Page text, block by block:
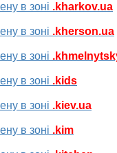
в зоні .kharkov.ua
в зоні .kherson.ua
в зоні
в зоні .kids
в зоні .kiev.ua
в зоні .kim